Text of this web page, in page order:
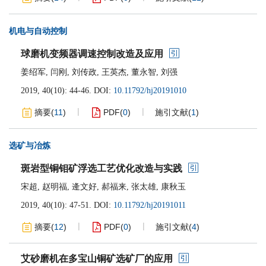
机电与自动控制
球磨机变频器调速控制改造及应用
姜绍军, 闫刚 , 刘传政, 王英杰, 董永智, 刘强
2019, 40(10): 44-46. DOI: 10.11792/hj20191010
摘要(11) PDF(0) 施引文献(1)
选矿与冶炼
斑岩型铜钼矿浮选工艺优化改造与实践
宋超 , 赵明福, 逄文好, 郝福来, 张太雄, 康秋玉
2019, 40(10): 47-51. DOI: 10.11792/hj20191011
摘要(12) PDF(0) 施引文献(4)
艾砂磨机在多宝山铜矿选矿厂的应用